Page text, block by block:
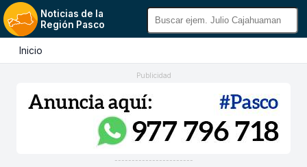
Noticias de la
Región Pasco
Inicio
Publicidad
-----------------------